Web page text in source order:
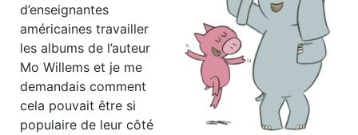
d’enseignantes
américaines travailler
les albums de l’auteur
Mo Willems et je me
demandais comment
cela pouvait être si
populaire de leur côté